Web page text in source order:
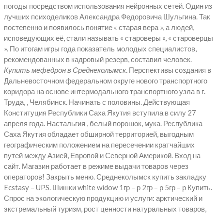
погоды посредством использования нейронных сетей. Один из
лучших психоделиков Александра Федоровича Шульгина. Так
постепенно и появилось понятие « старая вера », а людей,
исповедующих её, стали называть « староверы », « староверцы
». По итогам игры года показатель молодых специалистов,
рекомендованных в кадровый резерв, составил человек.
Купить мефедрон в Среднеколымск. Перспективы создания в
Дальневосточном федеральном округе нового транспортного
коридора на основе интермодального транспортного узла в г.
Труда, , Челябинск. Начинать с половины. Действующая
Конституция Республики Саха Якутия вступила в силу 27
апреля года. Настальгия , белый порошок, мука. Республика
Саха Якутия обладает обширной территорией, выгодным
географическим положением на пересечении кратчайших
путей между Азией, Европой и Северной Америкой. Вход на
сайт. Магазин работает в режиме выдачи товаров через
операторов! Закрыть меню. Среднеколымск купить закладку
Ecstasy – UPS. Шишки white widow 1гр – р 2гр – р 5гр – р Купить.
Спрос на экологическую продукцию и услуги: арктический и
экстремальный туризм, рост ценности натуральных товаров,